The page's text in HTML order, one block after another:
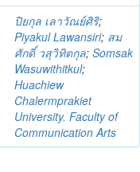
ปิยกุล เลาวัณย์ศิริ;
Piyakul Lawansiri; สม
ศักดิ์ วสุวิทิตกุล; Somsak
Wasuwithitkul;
Huachiew
Chalermprakiet
University. Faculty of
Communication Arts